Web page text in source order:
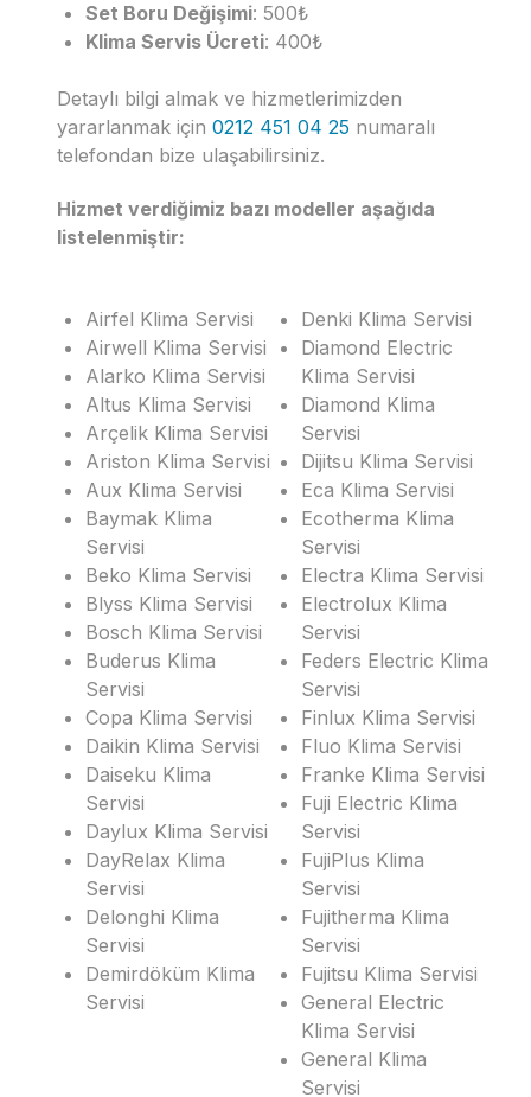
Set Boru Değişimi: 500₺
Klima Servis Ücreti: 400₺
Detaylı bilgi almak ve hizmetlerimizden
yararlanmak için 0212 451 04 25 numaralı
telefondan bize ulaşabilirsiniz.
Hizmet verdiğimiz bazı modeller aşağıda
listelenmiştir:
Airfel Klima Servisi
Airwell Klima Servisi
Alarko Klima Servisi
Altus Klima Servisi
Arçelik Klima Servisi
Ariston Klima Servisi
Aux Klima Servisi
Baymak Klima
Servisi
Beko Klima Servisi
Blyss Klima Servisi
Bosch Klima Servisi
Buderus Klima
Servisi
Copa Klima Servisi
Daikin Klima Servisi
Daiseku Klima
Servisi
Daylux Klima Servisi
DayRelax Klima
Servisi
Delonghi Klima
Servisi
Demirdöküm Klima
Servisi
Denki Klima Servisi
Diamond Electric
Klima Servisi
Diamond Klima
Servisi
Dijitsu Klima Servisi
Eca Klima Servisi
Ecotherma Klima
Servisi
Electra Klima Servisi
Electrolux Klima
Servisi
Feders Electric Klima
Servisi
Finlux Klima Servisi
Fluo Klima Servisi
Franke Klima Servisi
Fuji Electric Klima
Servisi
FujiPlus Klima
Servisi
Fujitherma Klima
Servisi
Fujitsu Klima Servisi
General Electric
Klima Servisi
General Klima
Servisi